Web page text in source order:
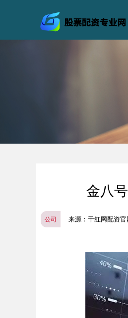
金八
公司 来源：千红网配资官